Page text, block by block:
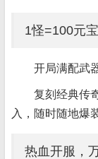
1怪=100元
开局满配武
复刻经典传
入，随时随地爆
热血开服，